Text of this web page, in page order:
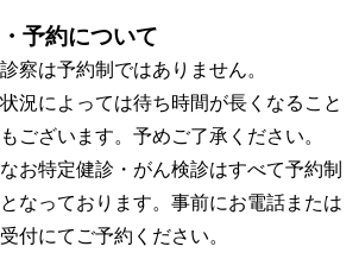
・予約について
診察は予約制ではありません。
状況によっては待ち時間が長くなること
もございます。予めご了承ください。
なお特定健診・がん検診はすべて予約制
となっております。事前にお電話または
受付にてご予約ください。